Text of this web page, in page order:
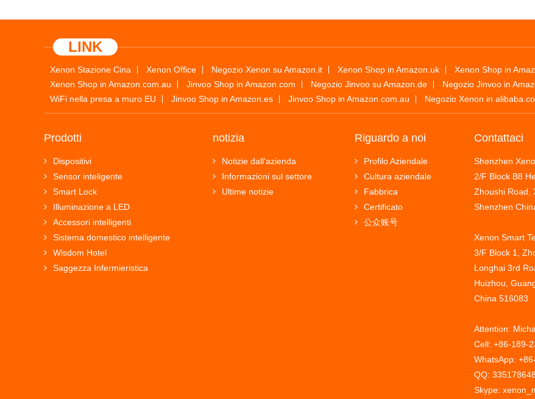
LINK
Xenon Stazione Cina Xenon Office Negozio Xenon su Amazon.it Xenon Shop in Amazon.uk Xenon Shop in
Xenon Shop in Amazon.com.au
Jinvoo Shop in Amazon.com Negozio Jinvoo su Amazon.de Negozio Jinvoo in
WiFi nella presa a muro EU
Jinvoo Shop in Amazon.es Jinvoo Shop in Amazon.com.au Negozio Xenon in
Prodotti
Dispositivi
Sensor inteligente
Smart Lock
Illuminazione a LED
Accessori intelligenti
Sistema domestico intelligente
Wisdom Hotel
Saggezza Infermieristica
notizia
Notizie dall‘azienda
Informazioni sul settore
Ultime notizie
Riguardo a noi
Profilo Aziendale
Cultura aziendale
Fabbrica
Certificato
公众账号
Contattaci
Shenzhen
2/F Block B8
Zhoushi Road,
Shenzhen
Xenon Smart
3/F Block 1,
Longhai 3rd
Huizhou,
China 516083
Attention:
Cell: +86-189-
WhatsApp:
QQ:
Skype: